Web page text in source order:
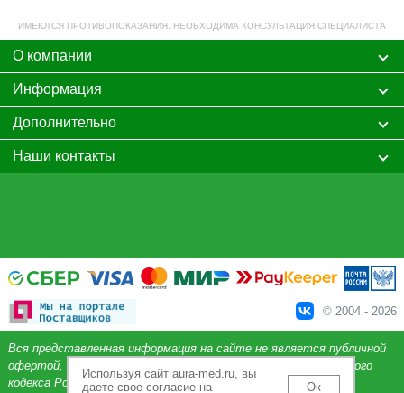
ИМЕЮТСЯ ПРОТИВОПОКАЗАНИЯ. НЕОБХОДИМА КОНСУЛЬТАЦИЯ СПЕЦИАЛИСТА
О компании
Информация
Дополнительно
Наши контакты
© 2004 - 2026
Вся представленная информация на сайте не является публичной
офертой, определяемой положениями Статьи 437 Гражданского
кодекса Российской Федерации.
Используя сайт aura-med.ru, вы
даете свое согласие на
Ок